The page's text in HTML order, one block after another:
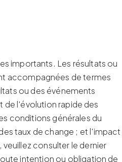
importants. Les résultats ou
accompagnées de termes
ou des événements
de l'évolution rapide des
conditions générales du
taux de change ; et l'impact
consulter le dernier
intention ou obligation de